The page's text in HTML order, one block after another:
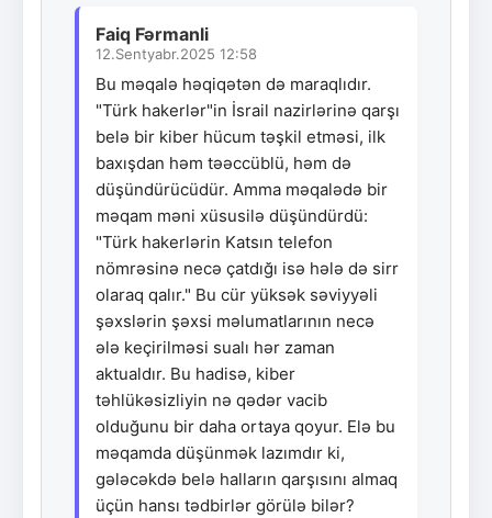
Faiq Fərmanli
12.Sentyabr.2025 12:58
Bu məqalə həqiqətən də maraqlıdır.
"Türk hakerlər"in İsrail nazirlərinə qarşı
belə bir kiber hücum təşkil etməsi, ilk
baxışdan həm təəccüblü, həm də
düşündürücüdür. Amma məqalədə bir
məqam məni xüsusilə düşündürdü:
"Türk hakerlərin Katsın telefon
nömrəsinə necə çatdığı isə hələ də sirr
olaraq qalır." Bu cür yüksək səviyyəli
şəxslərin şəxsi məlumatlarının necə
ələ keçirilməsi sualı hər zaman
aktualdır. Bu hadisə, kiber
təhlükəsizliyin nə qədər vacib
olduğunu bir daha ortaya qoyur. Elə bu
məqamda düşünmək lazımdır ki,
gələcəkdə belə halların qarşısını almaq
üçün hansı tədbirlər görülə bilər?